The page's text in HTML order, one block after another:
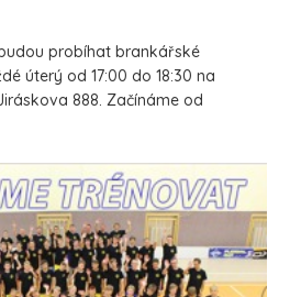
probíhat brankářské
úterý od 17:00 do 18:30 na
888. Začínáme od